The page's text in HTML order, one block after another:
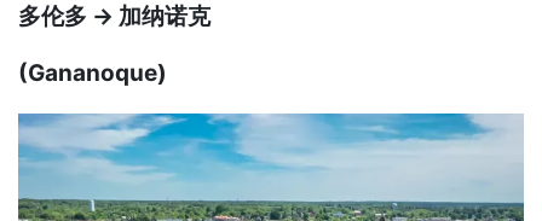
多伦多 → 加纳诺克
(Gananoque)